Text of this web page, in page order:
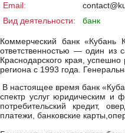
Email:
Вид деятельности:
банк
Коммерческий банк «Кубань
ответственностью — один из
Краснодарского края,
региона с 1993 года.
В настоящее время банк
спектр услуг юридическим и
потребительский кредит,
платежи, банковские